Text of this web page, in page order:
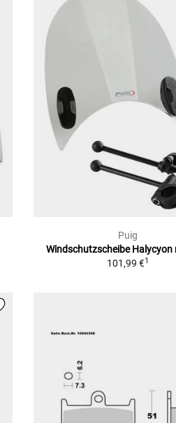
Puig
Windschutzscheibe Halycyon
101,99 €1